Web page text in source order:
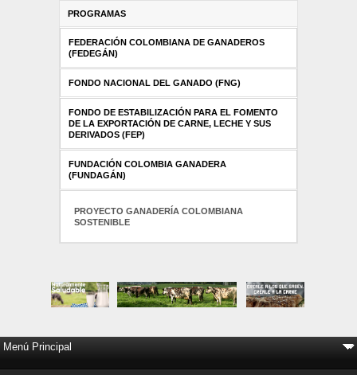
PROGRAMAS
FEDERACIÓN COLOMBIANA DE GANADEROS
(FEDEGÁN)
FONDO NACIONAL DEL GANADO (FNG)
FONDO DE ESTABILIZACIÓN PARA EL FOMENTO
DE LA EXPORTACIÓN DE CARNE, LECHE Y SUS
DERIVADOS (FEP)
FUNDACIÓN COLOMBIA GANADERA
(FUNDAGÁN)
PROYECTO GANADERÍA COLOMBIANA
SOSTENIBLE